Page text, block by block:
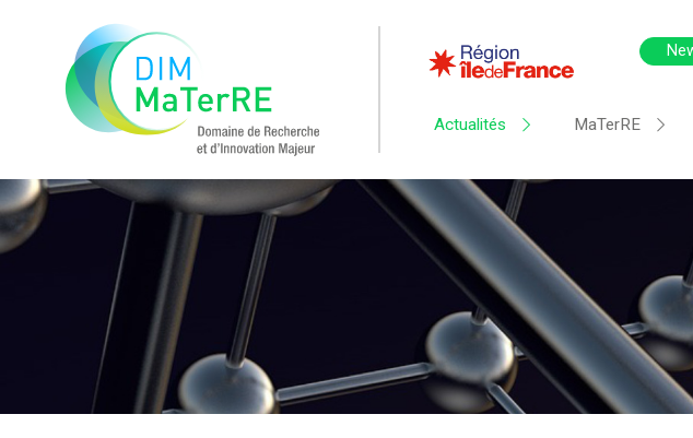
Actualités MaTerRE